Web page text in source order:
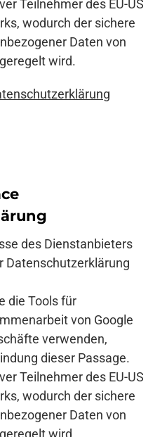
Teilnehmer des EU-US
wodurch der sichere
Daten von
wird.
des Dienstanbieters
Datenschutzerklärung
die Tools für
von Google
verwenden,
dieser Passage.
Teilnehmer des EU-US
wodurch der sichere
Daten von
wird.